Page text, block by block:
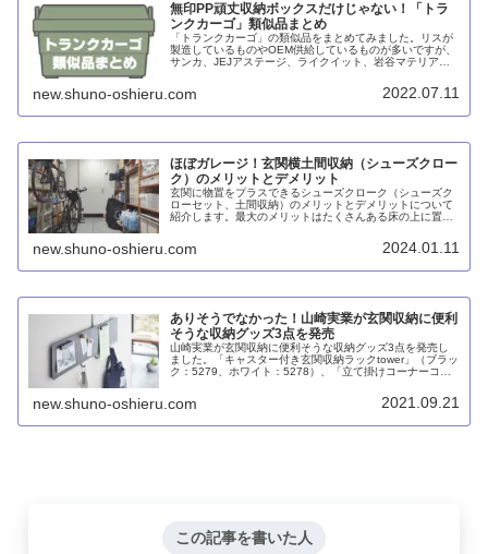
無印PP頑丈収納ボックスだけじゃない！「トラ
ンクカーゴ」類似品まとめ
「トランクカーゴ」の類似品をまとめてみました。リスが
製造しているものやOEM供給しているものが多いですが、
サンカ、JEJアステージ、ライクイット、岩谷マテリアル
new.shuno-oshieru.com 2022.07.11
ほぼガレージ！玄関横土間収納（シューズクロー
ク）のメリットとデメリット
玄関に物置をプラスできるシューズクローク（シューズク
ローセット、土間収納）のメリットとデメリットについて
紹介します。最大のメリットはたくさんある床の上に置き
う。デメリットはスペースが必要なうえに、間取りに組み
込むのが難しいことです。
new.shuno-oshieru.com 2024.01.11
ありそうでなかった！山崎実業が玄関収納に便利
そうな収納グッズ3点を発売
山崎実業が玄関収納に便利そうな収納グッズ3点を発売し
ました。「キャスター付き玄関収納ラックtower」（ブラッ
ク：5279、ホワイト：5278）、「立て掛けコーナーコー
5551）、「フック付きウォールスチールパネル ワイド
tower」（ブラック：5531、ホワイト：5530）とも、あり
new.shuno-oshieru.com 2021.09.21
この記事を書いた人